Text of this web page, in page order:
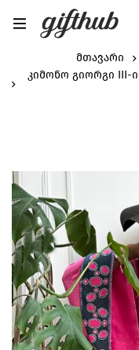
მთავარი
კიმონო გიორგი III-